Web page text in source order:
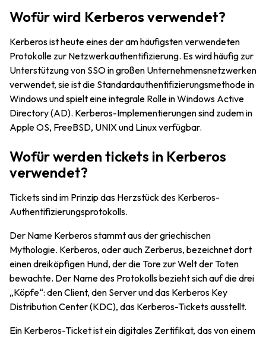
Wofür wird Kerberos verwendet?
Kerberos ist heute eines der am häufigsten verwendeten
Protokolle zur Netzwerkauthentifizierung. Es wird häufig zur
Unterstützung von SSO in großen Unternehmensnetzwerken
verwendet, sie ist die Standardauthentifizierungsmethode in
Windows und spielt eine integrale Rolle in Windows Active
Directory (AD). Kerberos-Implementierungen sind zudem in
Apple OS, FreeBSD, UNIX und Linux verfügbar.
Wofür werden tickets in Kerberos
verwendet?
Tickets sind im Prinzip das Herzstück des Kerberos-
Authentifizierungsprotokolls.
Der Name Kerberos stammt aus der griechischen
Mythologie. Kerberos, oder auch Zerberus, bezeichnet dort
einen dreiköpfigen Hund, der die Tore zur Welt der Toten
bewachte. Der Name des Protokolls bezieht sich auf die drei
„Köpfe“: den Client, den Server und das Kerberos Key
Distribution Center (KDC), das Kerberos-Tickets ausstellt.
Ein Kerberos-Ticket ist ein digitales Zertifikat, das von einem